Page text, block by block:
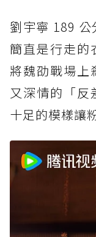
劉宇寧 189
簡直是行走的
將魏劭戰場上
又深情的「反
十足的模樣讓